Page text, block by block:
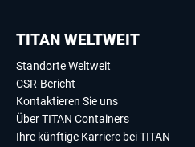
TITAN WELTWEIT
Standorte Weltweit
CSR-Bericht
Kontaktieren Sie uns
Über TITAN Containers
Ihre künftige Karriere bei TITAN